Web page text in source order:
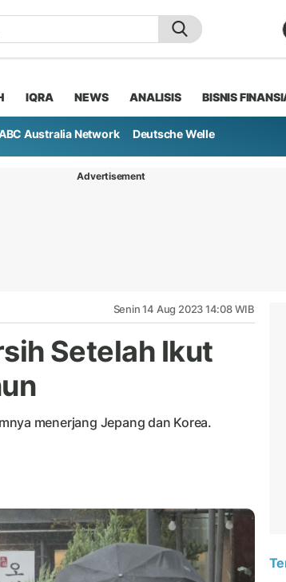
IQRA NEWS ANALISIS BISNIS
Australia Network Deutsche Welle
Advertisement
Senin 14 Aug 2023 14:08 WIB
Setelah Ikut
menerjang Jepang dan Korea.